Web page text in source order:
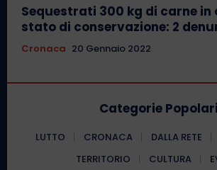
Sequestrati 300 kg di carne
stato di conservazione: 2
Cronaca 20 Gennaio 2022
Categorie Popolari
LUTTO CRONACA DALLA RETE
TERRITORIO
CULTURA